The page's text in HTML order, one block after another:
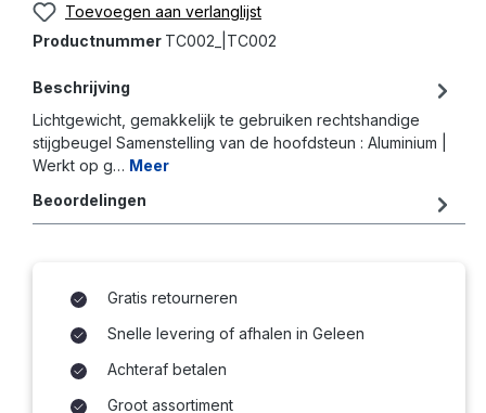
Toevoegen aan verlanglijst
Productnummer TC002_|TC002
Beschrijving
Lichtgewicht, gemakkelijk te gebruiken rechtshandige
stijgbeugel Samenstelling van de hoofdsteun : Aluminium |
Werkt op g… Meer
Beoordelingen
Gratis retourneren
Snelle levering of afhalen in Geleen
Achteraf betalen
Groot assortiment